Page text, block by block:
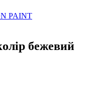
PAINT
бежевий